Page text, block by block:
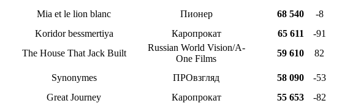
Mia et le lion blanc Пионер 68 540 -8
Koridor bessmertiya Каропрокат 65 611 -91
The House That Jack Built
Russian World Vision/A-
One Films
59 610 82
Synonymes ПРОвзгляд 58 090 -53
Great Journey Каропрокат 55 653 -82